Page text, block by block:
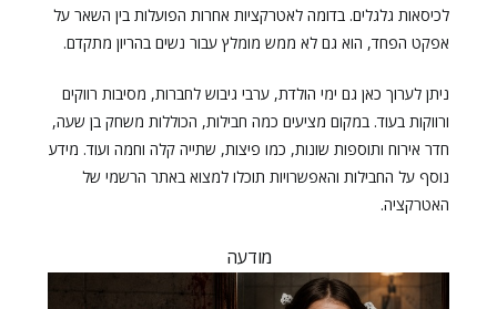
לכיסאות גלגלים. בדומה לאטרקציות אחרות הפועלות בין השאר על
אפקט הפחד, הוא גם לא ממש מומלץ עבור נשים בהריון מתקדם.
ניתן לערוך כאן גם ימי הולדת, ערבי גיבוש לחברות, מסיבות רווקים
ורווקות בעוד. במקום מציעים כמה חבילות, הכוללות משחק בן שעה,
חדר אירוח ותוספות שונות, כמו פיצות, שתייה קלה וחמה ועוד. מידע
נוסף על החבילות והאפשרויות תוכלו למצוא באתר הרשמי של
האטרקציה.
מודעה